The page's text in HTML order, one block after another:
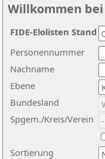
Willkommen bei
Nachname
Ebene
Sortierung
Personennummer
Bundesland
Spgem./Kreis/Verein
FIDE-Elolisten Stand